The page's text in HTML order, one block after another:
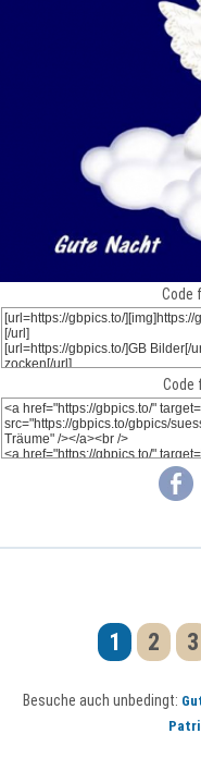
Code
Code
1 2 3
Besuche auch unbedingt: